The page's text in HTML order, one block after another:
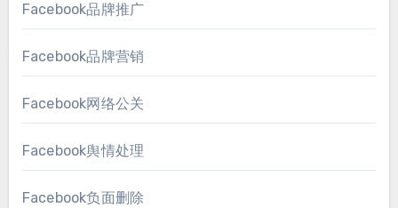
Facebook品牌推广
Facebook品牌营销
Facebook网络公关
Facebook舆情处理
Facebook负面删除